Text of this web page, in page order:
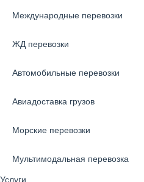
Международные перевозки
ЖД перевозки
Автомобильные перевозки
Авиадоставка грузов
Морские перевозки
Мультимодальная перевозка
Услуги